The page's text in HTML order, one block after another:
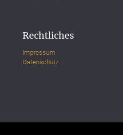
Rechtliches
Impressum
Datenschutz